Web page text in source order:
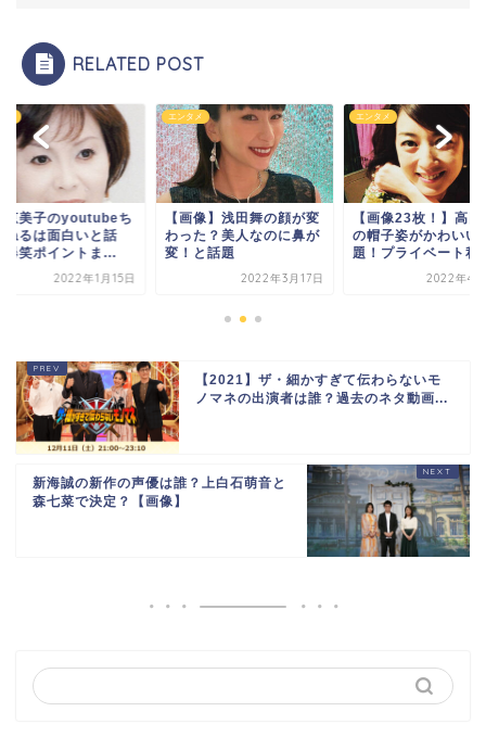
RELATED POST
像】浅田舞の顔が変
た？美人なのに鼻が
と話題
2022年3月17日
エンタメ
【画像23枚！】高岡早紀
の帽子姿がかわいいと話
題！プライベート私服...
2022年4月24日
エンタメ
上沼恵美子の
ゃんねるは面白いと
題？爆笑ポイントま
2022年1
【2021】ザ・細かすぎて伝わらないモ
ノマネの出演者は誰？過去のネタ動画...
新海誠の新作の声優は誰？上白石萌音と
森七菜で決定？【画像】